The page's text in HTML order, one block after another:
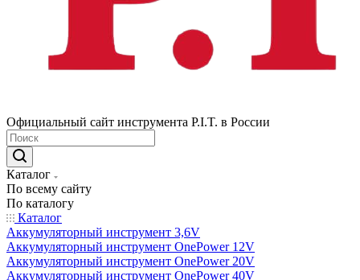
Официальный сайт инструмента P.I.T. в России
Каталог
По всему сайту
По каталогу
Каталог
Аккумуляторный инструмент 3,6V
Аккумуляторный инструмент OnePower 12V
Аккумуляторный инструмент OnePower 20V
Аккумуляторный инструмент OnePower 40V